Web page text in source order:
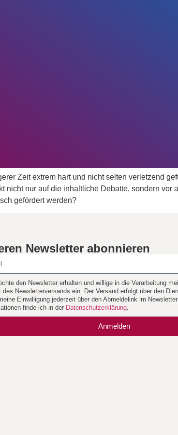
Zeit extrem hart und nicht selten verletzend
nicht nur auf die inhaltliche Debatte, sondern
gefördert werden?
Newsletter abonnieren
den Newsletter erhalten und willige in die Verarbeitung
des Newsletterversands ein. Der Versand erfolgt über den
Einwilligung jederzeit über den Abmeldelink im
finde ich in der Datenschutzerklärung.
Anmelden